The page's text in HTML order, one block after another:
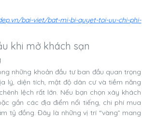
bai-viet/bat-mi-bi-quyet-toi-uu-chi-phi-
khi mở khách sạn
những khoản đầu tư ban đầu quan trọng
lý, diện tích, mật độ dân cư và tiềm năng
lệch rất lớn. Nếu bạn chọn xây khách
gần các địa điểm nổi tiếng, chi phí mua
tỷ đồng. Đây là những vị trí “vàng” mang